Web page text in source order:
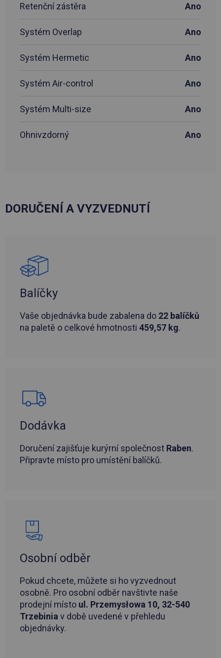
Retenční zástěra Ano
Systém Overlap Ano
Systém Hermetic Ano
Systém Air-control Ano
Systém Multi-size Ano
Ohnivzdorný Ano
DORUČENÍ A VYZVEDNUTÍ
Balíčky
Vaše objednávka bude zabalena do 22 balíčků
na paletě o celkové hmotnosti 459,57 kg.
Dodávka
Doručení zajišťuje kurýrní společnost Raben.
Připravte místo pro umístění balíčků.
Osobní odběr
Pokud chcete, můžete si ho vyzvednout
osobně. Pro osobní odběr navštivte naše
prodejní místo ul. Przemysłowa 10, 32-540
Trzebiniav době uvedené v přehledu
objednávky.